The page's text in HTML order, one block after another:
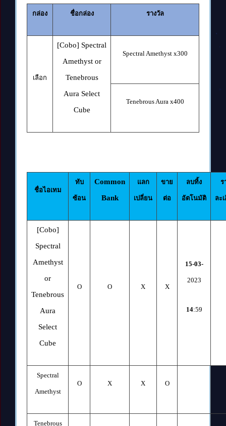
กล่อง ชื่อกล่อง รางวัล
เลือก
[Cobo] Spectral
Amethyst or
Tenebrous
Aura Select
Cube
Spectral Amethyst x300
Tenebrous Aura x400
ชื่อไอเทม
ทับ
ซ้อน
Common
Bank
แลก
เปลี่ยน
ขาย
ต่อ
ลบทิ้ง
อัตโนมัติ
ร
ละ
[Cobo]
Spectral
Amethyst
or
Tenebrous
Aura
Select
Cube
O O X X
15-03-
2023
14:59
Spectral
Amethyst
O X X O
Tenebrous